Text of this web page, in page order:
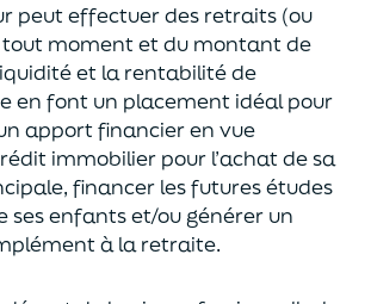
peut effectuer des retraits (ou
moment et du montant de
et la rentabilité de
en font un placement idéal pour
apport financier en vue
immobilier pour l’achat desa
financer les futures études
ses enfantset/ou générer un
à la retraite.